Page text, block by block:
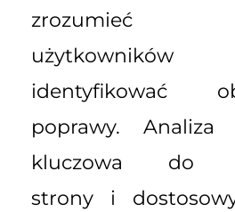
zrozumieć
identyfikować
poprawy.
kluczowa do
strony i